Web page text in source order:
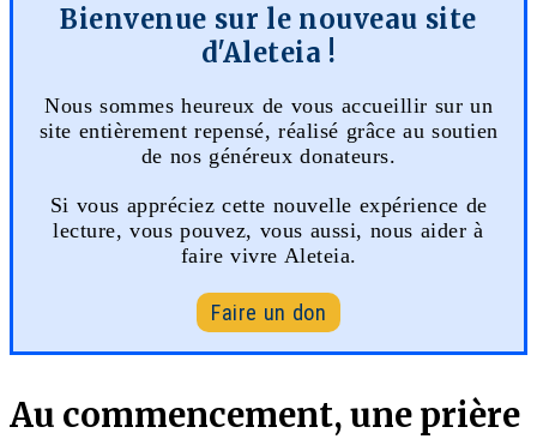
Bienvenue sur le nouveau site
d'Aleteia !
Nous sommes heureux de vous accueillir sur un
site entièrement repensé, réalisé grâce au soutien
de nos généreux donateurs.
Si vous appréciez cette nouvelle expérience de
lecture, vous pouvez, vous aussi, nous aider à
faire vivre Aleteia.
Faire un don
Au commencement, une prière